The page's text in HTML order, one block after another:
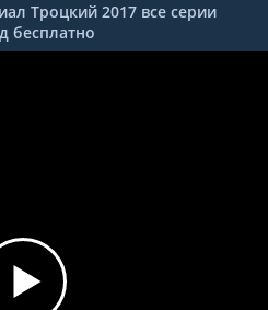
Троцкий 2017 все серии
бесплатно